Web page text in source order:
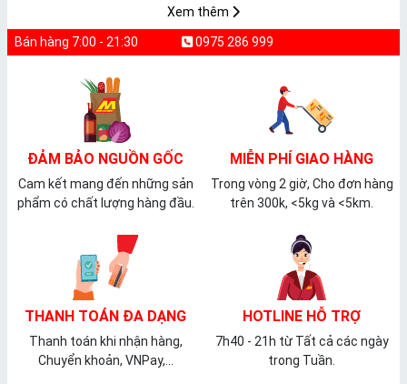
Xem thêm
Bán hàng 7:00 - 21:30 0975 286 999
ĐẢM BẢO NGUỒN GỐC
Cam kết mang đến những sản
phẩm có chất lượng hàng đầu.
MIỄN PHÍ GIAO HÀNG
Trong vòng 2 giờ, Cho đơn hàng
trên 300k, <5kg và <5km.
THANH TOÁN ĐA DẠNG
Thanh toán khi nhận hàng,
Chuyển khoản, VNPay,...
HOTLINE HỖ TRỢ
7h40 - 21h từ Tất cả các ngày
trong Tuần.